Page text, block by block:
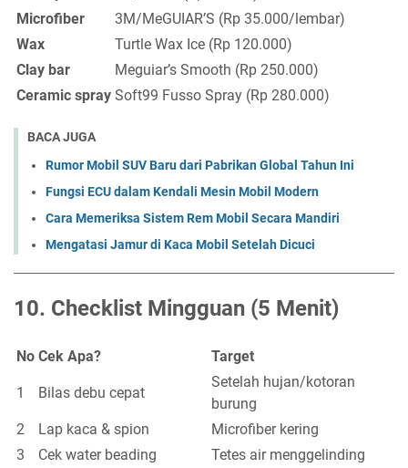
Microfiber
3M/MeGUIAR’S (Rp 35.000/lembar)
Wax
Turtle Wax Ice (Rp 120.000)
Clay bar
Meguiar’s Smooth (Rp 250.000)
Ceramic spray Soft99 Fusso Spray (Rp 280.000)
BACA JUGA
Rumor Mobil SUV Baru dari Pabrikan Global Tahun Ini
Fungsi ECU dalam Kendali Mesin Mobil Modern
Cara Memeriksa Sistem Rem Mobil Secara Mandiri
Mengatasi Jamur di Kaca Mobil Setelah Dicuci
10. Checklist Mingguan (5 Menit)
No Cek Apa? Target
1 Bilas debu cepat
Setelah hujan/kotoran
burung
2
Lap kaca & spion
Microfiber kering
3
Cek water beading Tetes air menggelinding